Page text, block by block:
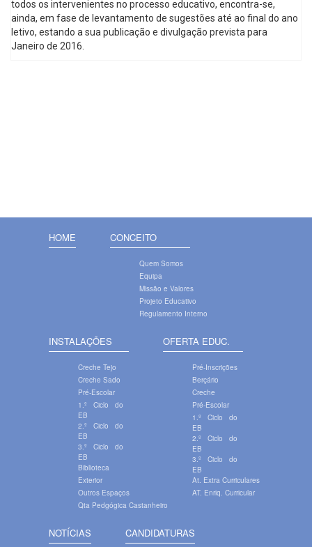
todos os intervenientes no processo educativo, encontra-se,
ainda, em fase de levantamento de sugestões até ao final do ano
letivo, estando a sua publicação e divulgação prevista para
Janeiro de 2016.
HOME CONCEITO
Quem Somos
Equipa
Missão e Valores
Projeto Educativo
Regulamento Interno
INSTALAÇÕES
Creche Tejo
Creche Sado
Pré-Escolar
1.º Ciclo do
EB
2.º Ciclo do
EB
3.º Ciclo do
EB
Biblioteca
Exterior
Outros Espaços
Qta Pedgógica Castanheiro
OFERTA EDUC.
Pré-Inscrições
Berçário
Creche
Pré-Escolar
1.º Ciclo do
EB
2.º Ciclo do
EB
3.º Ciclo do
EB
At. Extra Curriculares
AT. Enriq. Curricular
NOTÍCIAS CANDIDATURAS